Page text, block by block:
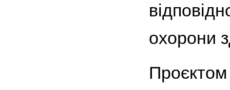
охорони